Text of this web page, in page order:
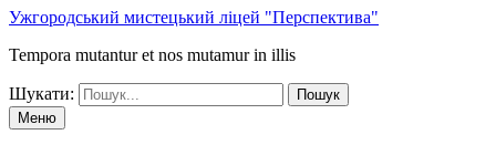
Ужгородський мистецький ліцей "Перспектива"
Tempora mutantur et nos mutamur in illis
Шукати:
Меню